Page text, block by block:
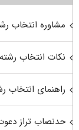
مشاوره انتخاب
نکات انتخاب
راهنمای انتخاب
حدنصاب تراز